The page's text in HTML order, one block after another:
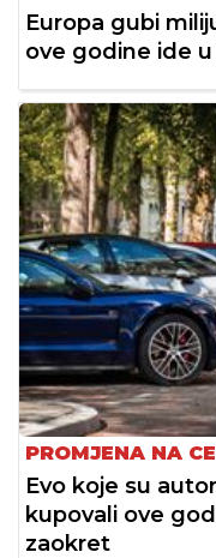
Europa gubi
ove godine ide
PROMJENA NA
Evo koje su
kupovali ove
zaokret